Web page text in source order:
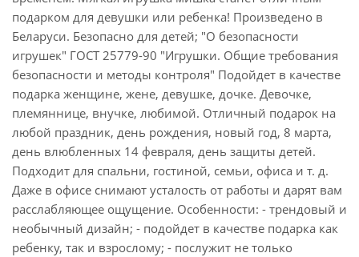
подарком для девушки или ребенка! Произведено в
Беларуси. Безопасно для детей; "О безопасности
игрушек" ГОСТ 25779-90 "Игрушки. Общие требования
безопасности и методы контроля" Подойдет в качестве
подарка женщине, жене, девушке, дочке. Девочке,
племяннице, внучке, любимой. Отличный подарок на
любой праздник, день рождения, новый год, 8 марта,
день влюбленных 14 февраля, день защиты детей.
Подходит для спальни, гостиной, семьи, офиса и т. д.
Даже в офисе снимают усталость от работы и дарят вам
расслабляющее ощущение. Особенности: - трендовый и
необычный дизайн; - подойдет в качестве подарка как
ребенку, так и взрослому; - послужит не только